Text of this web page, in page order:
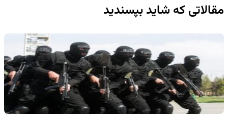
مقالاتی که شاید بپسندید